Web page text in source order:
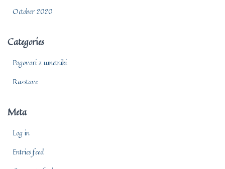
October 2020
Categories
Pogovori z umetniki
Razstave
Meta
Log in
Entries feed